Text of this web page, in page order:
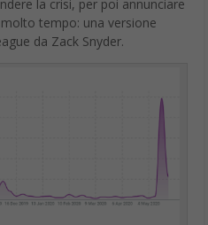
da Zack Snyder.
è richiesta a gran voce da